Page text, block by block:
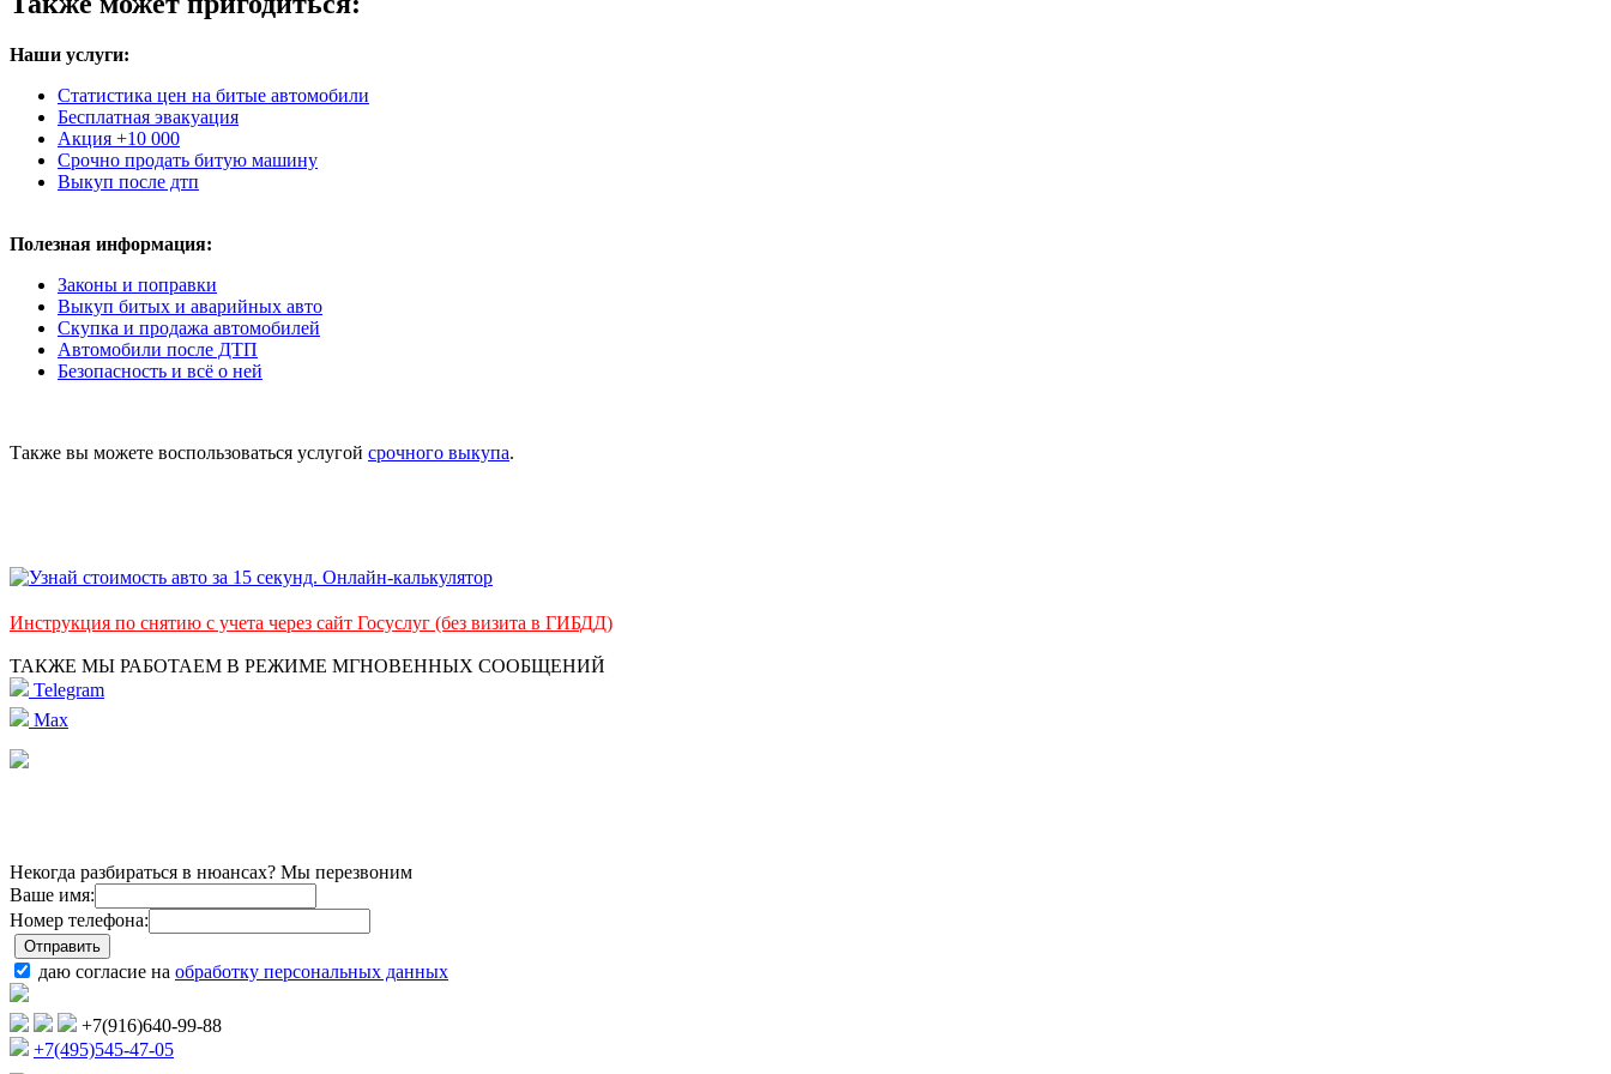
Наши услуги:
Статистика цен на битые автомобили
Бесплатная эвакуация
Акция +10 000
Срочно продать битую машину
Выкуп после дтп
Полезная информация:
Законы и поправки
Выкуп битых и аварийных авто
Скупка и продажа автомобилей
Автомобили после ДТП
Безопасность и всё о ней
Также вы можете воспользоваться услугой срочного выкупа.
Инструкция по снятию с учета через сайт Госуслуг (без визита в ГИБДД)
ТАКЖЕ МЫ РАБОТАЕМ В РЕЖИМЕ МГНОВЕННЫХ СООБЩЕНИЙ
Telegram
Max
Некогда разбираться в нюансах? Мы перезвоним
Ваше имя:
Номер телефона:
даю согласие на обработку персональных данных
+7(916)640-99-88
+7(495)545-47-05